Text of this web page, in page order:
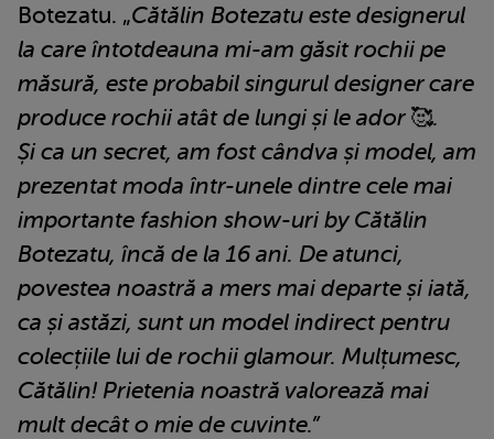
Botezatu. „Cătălin Botezatu este designerul
la care întotdeauna mi-am găsit rochii pe
măsură, este probabil singurul designer care
produce rochii atât de lungi și le ador 🥰.
Și ca un secret, am fost cândva și model, am
prezentat moda într-unele dintre cele mai
importante fashion show-uri by Cătălin
Botezatu, încă de la 16 ani. De atunci,
povestea noastră a mers mai departe și iată,
ca și astăzi, sunt un model indirect pentru
colecțiile lui de rochii glamour. Mulțumesc,
Cătălin! Prietenia noastră valorează mai
mult decât o mie de cuvinte.”